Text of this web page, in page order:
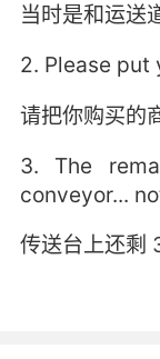
当时是和运送
2. Please put
请把你购买的
3. The
conveyor...
传送台上还剩
4. And the